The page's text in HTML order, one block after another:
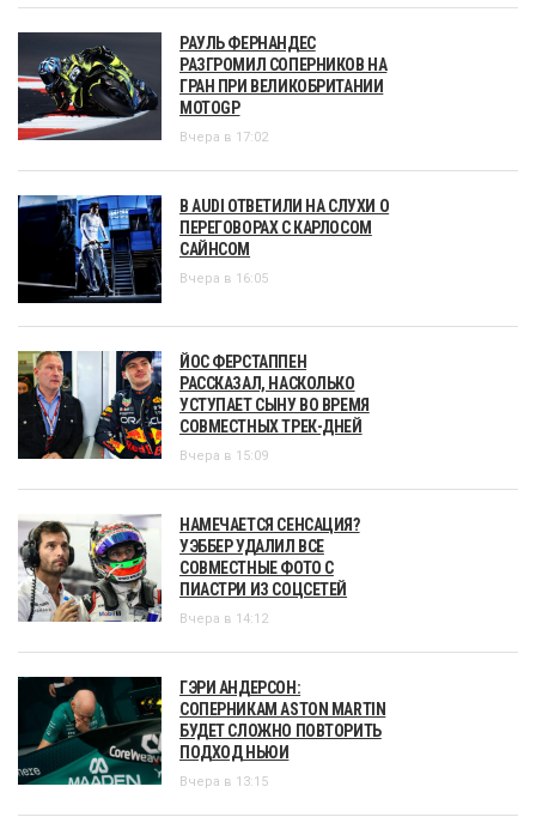
РАУЛЬ ФЕРНАНДЕС
РАЗГРОМИЛ СОПЕРНИКОВ НА
ГРАН ПРИ ВЕЛИКОБРИТАНИИ
MOTOGP
Вчера в 17:02
В AUDI ОТВЕТИЛИ НА СЛУХИ О
ПЕРЕГОВОРАХ С КАРЛОСОМ
САЙНСОМ
Вчера в 16:05
ЙОС ФЕРСТАППЕН
РАССКАЗАЛ, НАСКОЛЬКО
УСТУПАЕТ СЫНУ ВО ВРЕМЯ
СОВМЕСТНЫХ ТРЕК-ДНЕЙ
Вчера в 15:09
НАМЕЧАЕТСЯ СЕНСАЦИЯ?
УЭББЕР УДАЛИЛ ВСЕ
СОВМЕСТНЫЕ ФОТО С
ПИАСТРИ ИЗ СОЦСЕТЕЙ
Вчера в 14:12
ГЭРИ АНДЕРСОН:
СОПЕРНИКАМ ASTON MARTIN
БУДЕТ СЛОЖНО ПОВТОРИТЬ
ПОДХОД НЬЮИ
Вчера в 13:15